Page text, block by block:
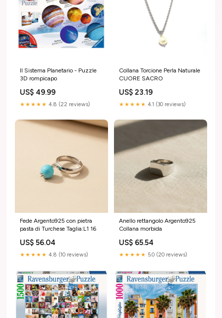
Il Sistema Planetario - Puzzle
3D rompicapo
US$ 49.99
★★★★★ 4.8 (22 reviews)
Collana Torcione Perla Naturale
CUORE SACRO
US$ 23.19
★★★★★ 4.1 (30 reviews)
Fede Argento925 con pietra
pasta di Turchese Taglia:L1 16
US$ 56.04
★★★★★ 4.8 (10 reviews)
Anello rettangolo Argento925
Collana morbida
US$ 65.54
★★★★★ 5.0 (20 reviews)